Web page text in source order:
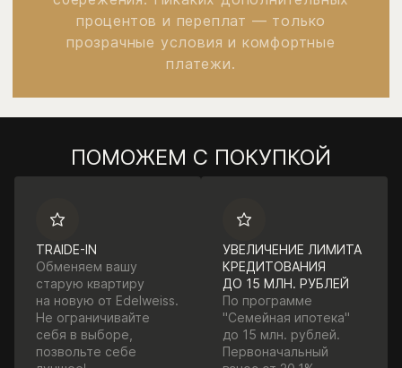
процентов и переплат — только
прозрачные условия и комфортные
платежи.
ПОМОЖЕМ С ПОКУПКОЙ
TRAIDE-IN
Обменяем вашу
старую квартиру
на новую от Edelweiss.
Не ограничивайте
себя в выборе,
позвольте себе
УВЕЛИЧЕНИЕ ЛИМИТА
КРЕДИТОВАНИЯ
ДО 15 МЛН. РУБЛЕЙ
По программе
"Семейная ипотека"
до 15 млн. рублей.
Первоначальный